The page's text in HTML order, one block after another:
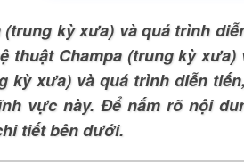
(trung kỳ xưa) và quá trình
thuật Champa (trung kỳ
kỳ xưa) và quá trình diễn
vực này. Để nắm rõ nội
tiết bên dưới.